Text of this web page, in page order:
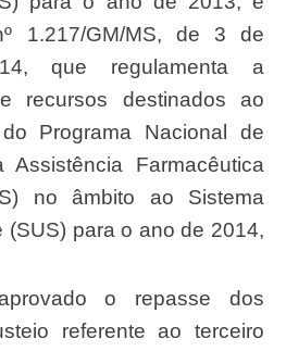
1.217/GM/MS, de 3 de
que regulamenta a
recursos destinados ao
Programa Nacional de
Assistência Farmacêutica
no âmbito ao Sistema
(SUS) para o ano de 2014,
referente ao terceiro